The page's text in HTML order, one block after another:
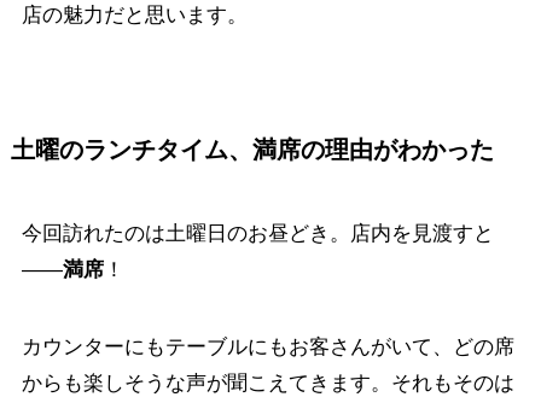
店の魅力だと思います。
土曜のランチタイム、満席の理由がわかった
今回訪れたのは土曜日のお昼どき。店内を見渡すと
——満席！
カウンターにもテーブルにもお客さんがいて、どの席
からも楽しそうな声が聞こえてきます。それもそのは